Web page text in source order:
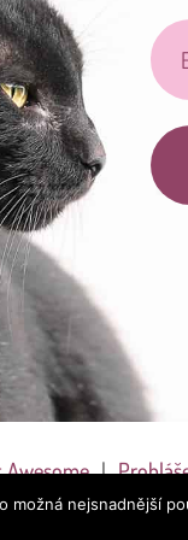
Awesome |
možná nejsnadnější